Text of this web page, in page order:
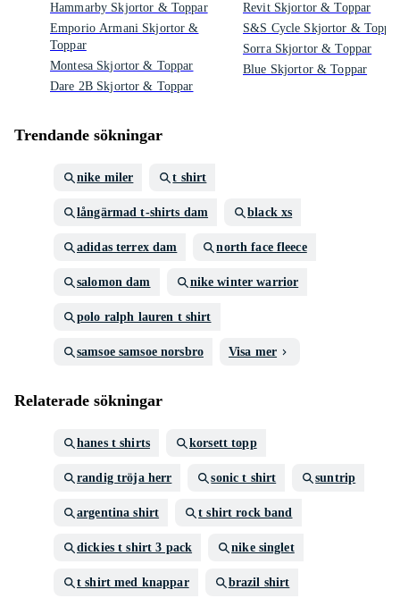
Hammarby Skjortor & Toppar
Emporio Armani Skjortor &
Toppar
Montesa Skjortor & Toppar
Dare 2B Skjortor & Toppar
Revit Skjortor & Toppar
S&S Cycle Skjortor & Toppar
Sorra Skjortor & Toppar
Blue Skjortor & Toppar
Trendande sökningar
nike miler t shirt
långärmad t-shirts dam black xs
adidas terrex dam north face fleece
salomon dam nike winter warrior
polo ralph lauren t shirt
samsoe samsoe norsbro Visa mer
Relaterade sökningar
hanes t shirts korsett topp
randig tröja herr sonic t shirt suntrip
argentina shirt t shirt rock band
dickies t shirt 3 pack nike singlet
t shirt med knappar brazil shirt